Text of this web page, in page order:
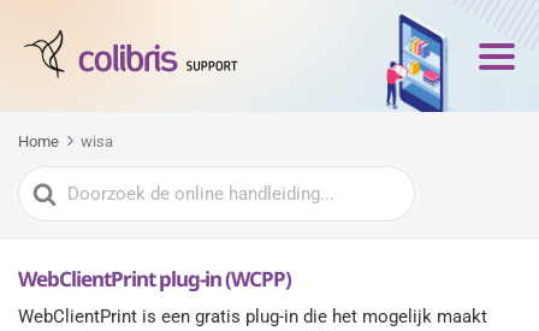
Home wisa
Zoeken
naar
WebClientPrint plug-in (WCPP)
WebClientPrint is een gratis plug-in die het mogelijk maakt